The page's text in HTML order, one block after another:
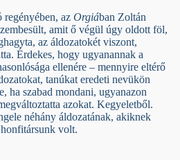
az Orgiában Zoltán
amit ő végül úgy oldott föl,
az áldozatokét viszont,
Érdekes, hogy ugyanannak a
ellenére – mennyire eltérő
tanúkat eredeti nevükön
ha szabad mondani, ugyanazon
azokat. Kegyeletből.
néhány áldozatának, akiknek
volt.